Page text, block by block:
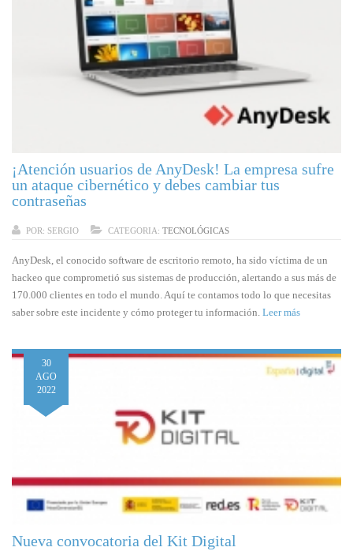
¡Atención usuarios de AnyDesk! La empresa sufre
un ataque cibernético y debes cambiar tus
contraseñas
POR: SERGIO CATEGORIA: TECNOLÓGICAS
AnyDesk, el conocido software de escritorio remoto, ha sido víctima de un
hackeo que comprometió sus sistemas de producción, alertando a sus más de
170.000 clientes en todo el mundo. Aquí te contamos todo lo que necesitas
saber sobre este incidente y cómo proteger tu información. Leer más
30
AGO
2022
Nueva convocatoria del Kit Digital